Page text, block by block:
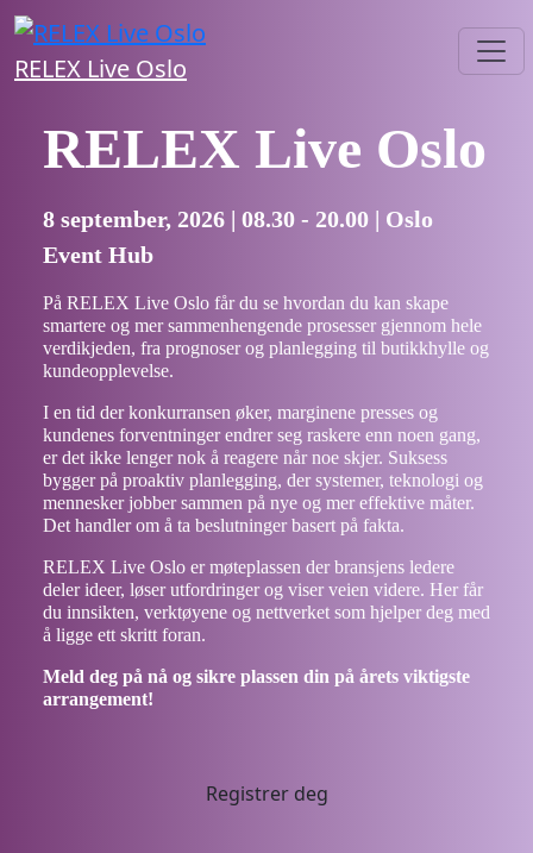
RELEX Live Oslo
RELEX Live Oslo
8 september, 2026 | 08.30 - 20.00 | Oslo
Event Hub
På RELEX Live Oslo får du se hvordan du kan skape
smartere og mer sammenhengende prosesser gjennom hele
verdikjeden, fra prognoser og planlegging til butikkhylle og
kundeopplevelse.
I en tid der konkurransen øker, marginene presses og
kundenes forventninger endrer seg raskere enn noen gang,
er det ikke lenger nok å reagere når noe skjer. Suksess
bygger på proaktiv planlegging, der systemer, teknologi og
mennesker jobber sammen på nye og mer effektive måter.
Det handler om å ta beslutninger basert på fakta.
RELEX Live Oslo er møteplassen der bransjens ledere
deler ideer, løser utfordringer og viser veien videre. Her får
du innsikten, verktøyene og nettverket som hjelper deg med
å ligge ett skritt foran.
Meld deg på nå og sikre plassen din på årets viktigste
arrangement!
Registrer deg